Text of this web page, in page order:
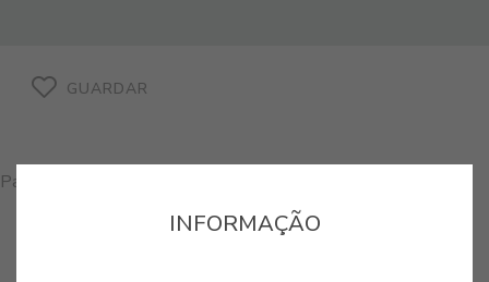
GUARDAR
Para comprar produtos nesta cor, por favor, contacte-nos
INFORMAÇÃO